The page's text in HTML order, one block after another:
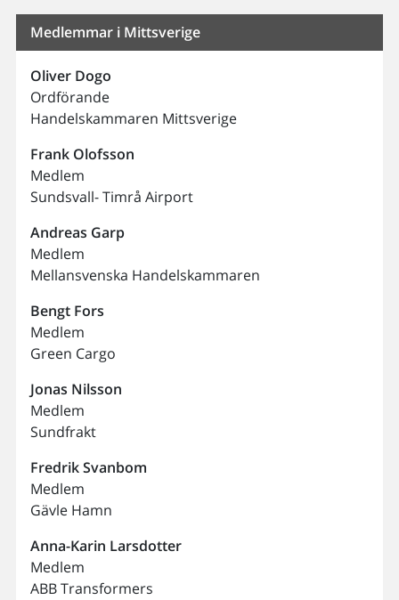
Medlemmar i Mittsverige
Oliver Dogo
Ordförande
Handelskammaren Mittsverige
Frank Olofsson
Medlem
Sundsvall- Timrå Airport
Andreas Garp
Medlem
Mellansvenska Handelskammaren
Bengt Fors
Medlem
Green Cargo
Jonas Nilsson
Medlem
Sundfrakt
Fredrik Svanbom
Medlem
Gävle Hamn
Anna-Karin Larsdotter
Medlem
ABB Transformers